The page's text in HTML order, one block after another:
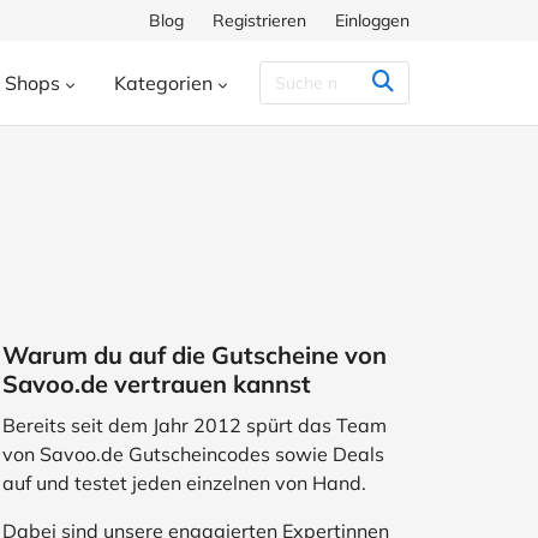
Blog Registrieren Einloggen
Shops
TUI WeightWatchers
Kategorien
Haustierbedarf
Sport Studenten
Wohnen & Garten
Warum du auf die Gutscheine von
Savoo.de vertrauen kannst
Bereits seit dem Jahr 2012 spürt das Team
von Savoo.de Gutscheincodes sowie Deals
auf und testet jeden einzelnen von Hand.
Dabei sind unsere engagierten Expertinnen